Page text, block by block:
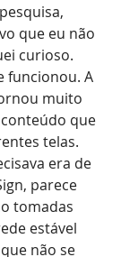
que eu não
curioso.
funcionou. A
muito
que
telas.
era de
parece
tomadas
estável
não se